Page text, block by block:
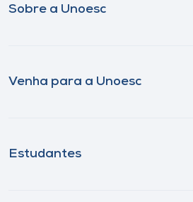
Sobre a Unoesc
Venha para a Unoesc
Estudantes